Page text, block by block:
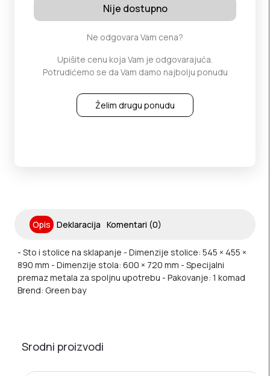
Nije dostupno
Ne odgovara Vam cena?
Upišite cenu koja Vam je odgovarajuća.
Potrudićemo se da Vam damo najbolju ponudu
Želim drugu ponudu
Opis Deklaracija Komentari (0)
- Sto i stolice na sklapanje - Dimenzije stolice: 545 × 455 ×
890 mm - Dimenzije stola: 600 × 720 mm - Specijalni
premaz metala za spoljnu upotrebu - Pakovanje: 1 komad
Brend: Green bay
Srodni proizvodi